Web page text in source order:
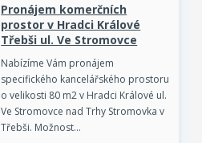
Pronájem komerčních
prostor v Hradci Králové
Třebši ul. Ve Stromovce
Nabízíme Vám pronájem
specifického kancelářského prostoru
o velikosti 80 m2 v Hradci Králové ul.
Ve Stromovce nad Trhy Stromovka v
Třebši. Možnost…